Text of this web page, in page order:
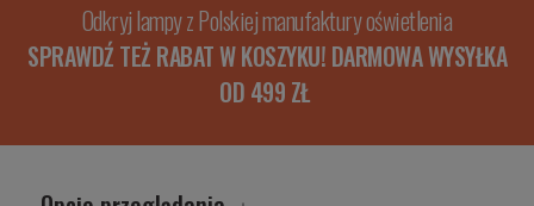
Odkryj lampy z Polskiej manufaktury oświetlenia
SPRAWDŹ TEŻ RABAT W KOSZYKU! DARMOWA WYSYŁKA
OD 499 ZŁ